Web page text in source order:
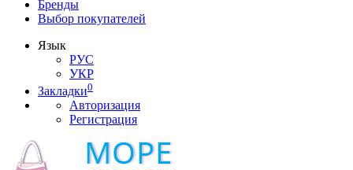
Бренды
Выбор покупателей
Язык
РУС
УКР
Закладки0
Авторизация
Регистрация